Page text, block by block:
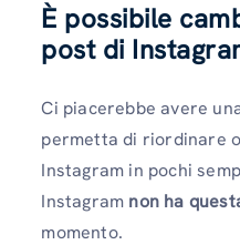
È possibile
post di
Ci piacerebbe avere
permetta di riordinare
Instagram in pochi
Instagram non ha
momento.